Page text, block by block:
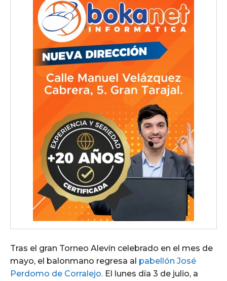
Tras el gran Torneo Alevín celebrado en el mes de
mayo, el balonmano regresa al pabellón José
Perdomo de Corralejo. El lunes día 3 de julio, a